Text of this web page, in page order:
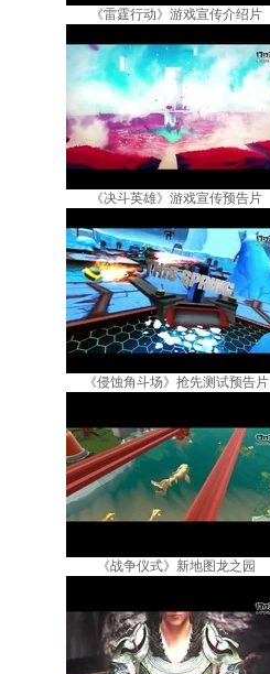
《雷霆行动》游戏宣传介绍片
《决斗英雄》游戏宣传预告片
《侵蚀角斗场》抢先测试预告片
《战争仪式》新地图龙之园